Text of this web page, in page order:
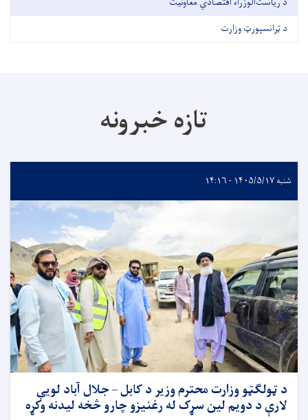
د ټرانسپورټ وزارت
تازه خبرونه
شنبه ۱۴۰۵/۵/۱۷ - ۱۴:۱۶
د ټولګټو وزارت محترم وزیر د کابل – جلال آباد لویې
لارې د دویم لین سړک له رغنیزو چارو څخه لیدنه وکړه